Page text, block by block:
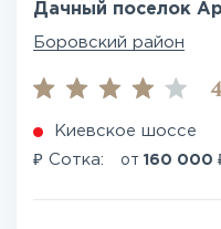
Дачный поселок
Боровский район
Киевское шоссе
₽ Сотка: от 160 000